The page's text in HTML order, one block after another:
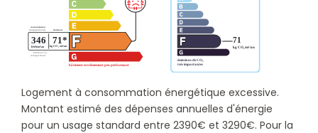
Logement à consommation énergétique excessive.
Montant estimé des dépenses annuelles d'énergie
pour un usage standard entre 2390€ et 3290€. Pour la